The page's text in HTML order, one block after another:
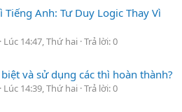
Tiếng Anh: Tư Duy Logic Thay Vì
Lúc 14:47, Thứ hai Trả lời: 0
và sử dụng các thì hoàn thành?
Lúc 14:39, Thứ hai Trả lời: 0